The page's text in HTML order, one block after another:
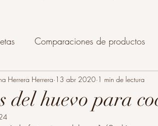
Comparaciones de productos
Desayunos y meriendas Panes y
Colaciones y snacks
del huevo para
Herrera Herrera 13 abr 2020 1 min de lectura